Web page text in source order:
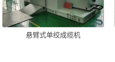
悬臂式单绞成缆机